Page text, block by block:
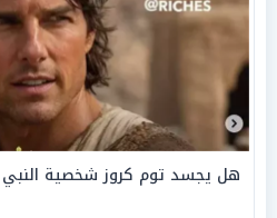
هل يجسد توم كروز شخصية النبي